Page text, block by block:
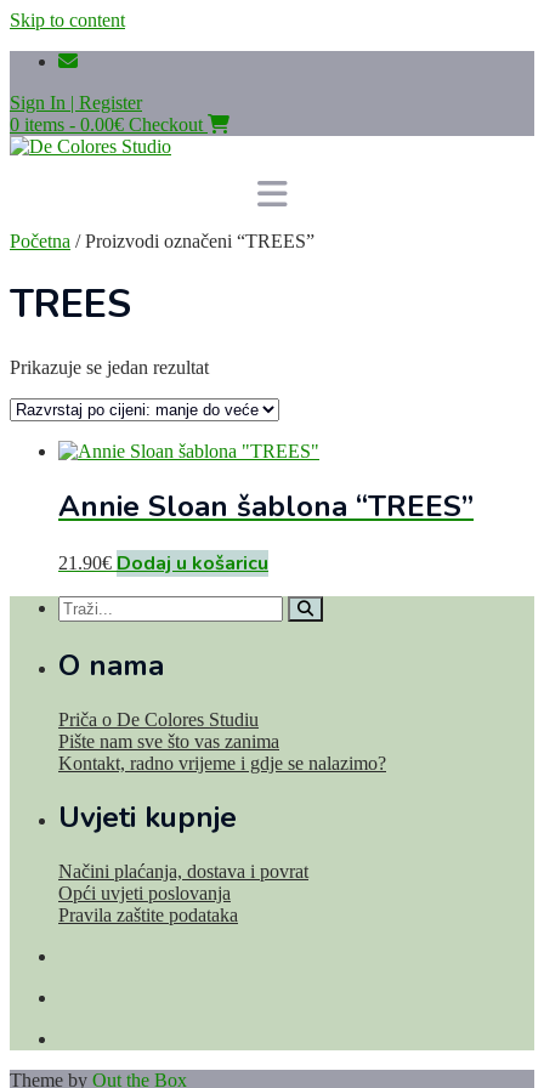
Skip to content
Sign In | Register
0 items - 0.00€ Checkout
Početna / Proizvodi označeni “TREES”
TREES
Prikazuje se jedan rezultat
Annie Sloan šablona “TREES”
21.90€ Dodaj u košaricu
O nama
Priča o De Colores Studiu
Pište nam sve što vas zanima
Kontakt, radno vrijeme i gdje se nalazimo?
Uvjeti kupnje
Načini plaćanja, dostava i povrat
Opći uvjeti poslovanja
Pravila zaštite podataka
Theme by Out the Box